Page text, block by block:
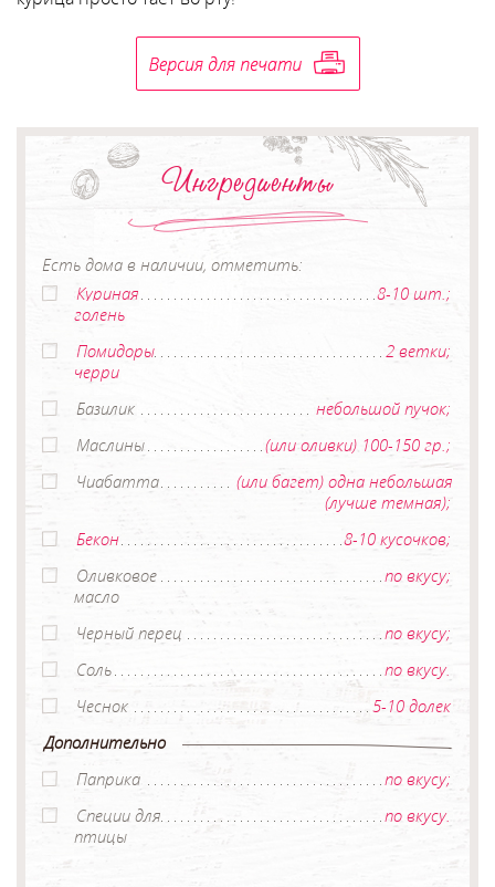
Ингредиенты
Есть дома в наличии, отметить:
Куриная
голень
8-10 шт.;
Помидоры
черри
2 ветки;
Базилик
небольшой пучок;
Маслины
(или оливки) 100-150 гр.;
Чиабатта
(или багет) одна небольшая
(лучше темная);
Бекон
8-10 кусочков;
Оливковое
масло
по вкусу;
Черный перец
по вкусу;
Соль
по вкусу.
Чеснок
5-10 долек
Дополнительно
Паприка
по вкусу;
Специи для
птицы
по вкусу.